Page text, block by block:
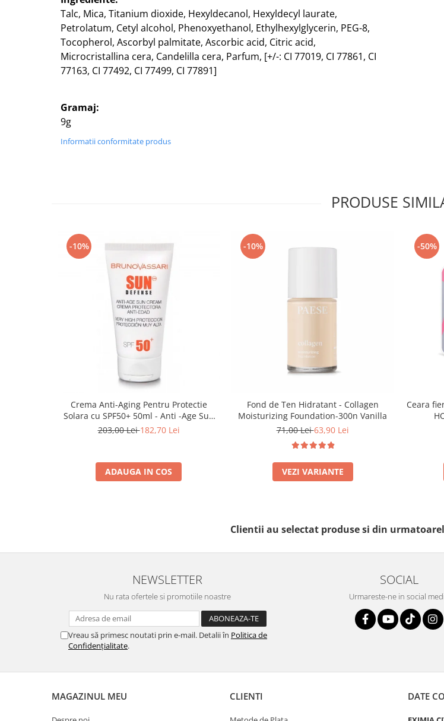
Talc, Mica, Titanium dioxide, Hexyldecanol, Hexyldecyl laurate,
Petrolatum, Cetyl alcohol, Phenoxyethanol, Ethylhexylglycerin, PEG-8,
Tocopherol, Ascorbyl palmitate, Ascorbic acid, Citric acid,
Microcristallina cera, Candelilla cera, Parfum, [+/-: CI 77019, CI 77861, CI
77163, CI 77492, CI 77499, CI 77891]
Gramaj:
9g
Informatii conformitate produs
PRODUSE
-10%
Crema Anti-Aging Pentru Protectie
Solara cu SPF50+ 50ml - Anti -Age Sun
Cream SPF50+ - Bruno Vassari
203,00 Lei182,70 Lei
ADAUGA IN COS
-10%
Fond de Ten Hidratant - Collagen
Moisturizing Foundation-300n Vanilla
71,00 Lei63,90 Lei
VEZI VARIANTE
-50%
Ceara
Clientii au selectat produse si din
NEWSLETTER
Nu rata ofertele si promotiile noastre
Vreau să primesc noutati prin e-mail. Detalii în Politica de
Confidențialitate.
SOCIAL
Urmareste-ne in social
MAGAZINUL MEU CLIENTI DATE